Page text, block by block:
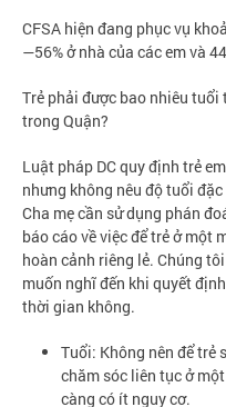
CFSA hiện đang phục vụ
—56% ở nhà của các em và
Trẻ phải được bao nhiêu
trong Quận?
Luật pháp DC quy định trẻ
nhưng không nêu độ tuổi
Cha mẹ cần sử dụng phán
báo cáo về việc để trẻ ở một
hoàn cảnh riêng lẻ. Chúng
muốn nghĩ đến khi quyết
thời gian không.
Tuổi: Không nên để trẻ
chăm sóc liên tục ở
càng có ít nguy cơ.